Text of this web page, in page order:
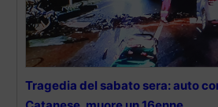
Tragedia del sabato sera: auto